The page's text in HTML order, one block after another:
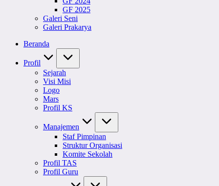
GF 2025
Galeri Seni
Galeri Prakarya
Beranda
Profil
Sejarah
Visi Misi
Logo
Mars
Profil KS
Manajemen
Staf Pimpinan
Struktur Organisasi
Komite Sekolah
Profil TAS
Profil Guru